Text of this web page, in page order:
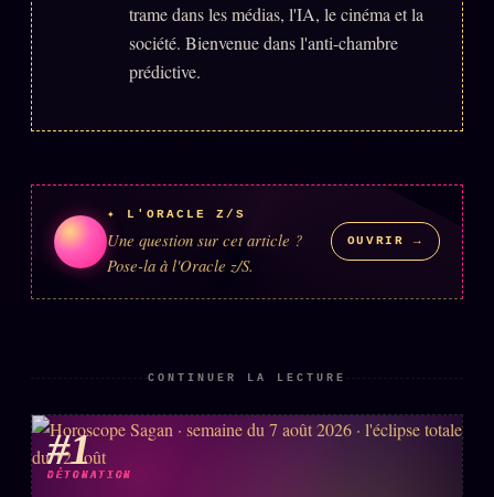
trame dans les médias, l'IA, le cinéma et la
société. Bienvenue dans l'anti-chambre
prédictive.
✦ L'ORACLE Z/S
Une question sur cet article ?
Pose-la à l'Oracle z/S.
OUVRIR →
CONTINUER LA LECTURE
#1
DÉTONATION